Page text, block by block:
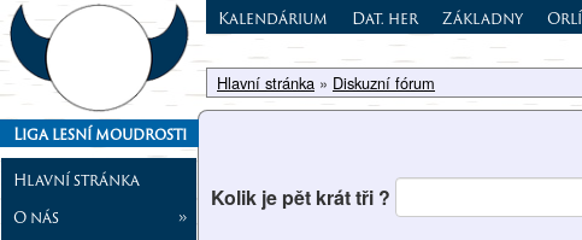
Liga lesní moudrosti
Hlavní stránka
O nás
»
Kalendárium Dat. her Základny Orlí
Hlavní stránka » Diskuzní fórum
Kolik je pět krát tři ?